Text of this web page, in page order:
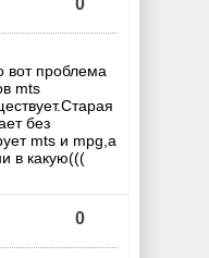
0
вот проблема
mts
без
mts и mpg,а
в какую(((
0